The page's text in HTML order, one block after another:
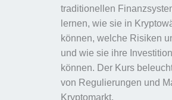
traditionellen
lernen, wie sie in
können, welche Risiken
und wie sie ihre
können. Der Kurs
von Regulierungen und
Kryptomarkt.